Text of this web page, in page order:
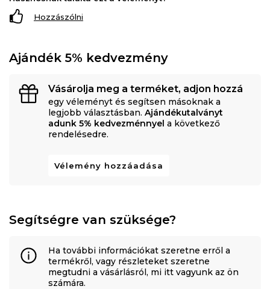
Hozzászólni
Ajándék 5% kedvezmény
Vásárolja meg a terméket, adjon hozzá
egy véleményt és segítsen másoknak a
legjobb választásban. Ajándékutalványt
adunk 5% kedvezménnyel a következő
rendelésedre.
Vélemény hozzáadása
Segítségre van szüksége?
Ha további információkat szeretne erről a
termékről, vagy részleteket szeretne
megtudni a vásárlásról, mi itt vagyunk az ön
számára.